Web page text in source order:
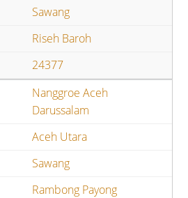
Sawang
Riseh Baroh
24377
Nanggroe Aceh
Darussalam
Aceh Utara
Sawang
Rambong Payong